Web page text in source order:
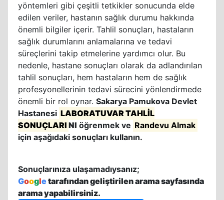
yöntemleri gibi çeşitli tetkikler sonucunda elde
edilen veriler, hastanın sağlık durumu hakkında
önemli bilgiler içerir. Tahlil sonuçları, hastaların
sağlık durumlarını anlamalarına ve tedavi
süreçlerini takip etmelerine yardımcı olur. Bu
nedenle, hastane sonuçları olarak da adlandırılan
tahlil sonuçları, hem hastaların hem de sağlık
profesyonellerinin tedavi sürecini yönlendirmede
önemli bir rol oynar. Sakarya Pamukova Devlet
Hastanesi LABORATUVAR TAHLİL
SONUÇLARI NI öğrenmek ve Randevu Almak
için aşağıdaki sonuçları kullanın.
Sonuçlarınıza ulaşamadıysanız;
Googletarafından geliştirilen arama sayfasında
arama yapabilirsiniz.